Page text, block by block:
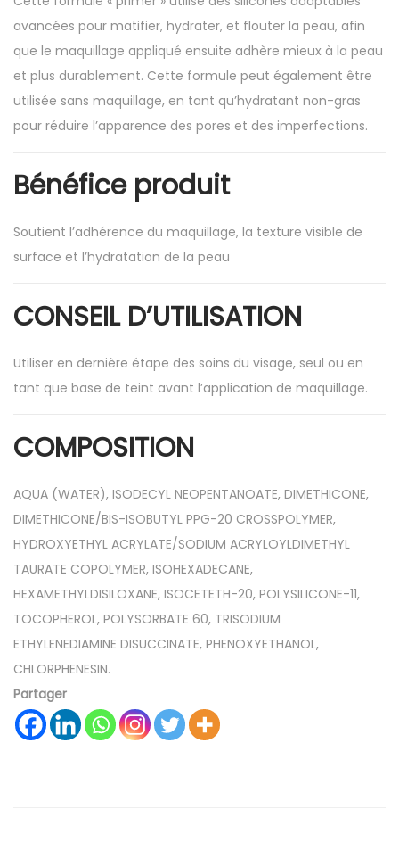
avancées pour matifier, hydrater, et flouter la peau, afin
que le maquillage appliqué ensuite adhère mieux à la peau
et plus durablement. Cette formule peut également être
utilisée sans maquillage, en tant qu’hydratant non-gras
pour réduire l’apparence des pores et des imperfections.
Bénéfice produit
Soutient l’adhérence du maquillage, la texture visible de
surface et l’hydratation de la peau
CONSEIL D’UTILISATION
Utiliser en dernière étape des soins du visage, seul ou en
tant que base de teint avant l’application de maquillage.
COMPOSITION
AQUA (WATER), ISODECYL NEOPENTANOATE, DIMETHICONE,
DIMETHICONE/BIS-ISOBUTYL PPG-20 CROSSPOLYMER,
HYDROXYETHYL ACRYLATE/SODIUM ACRYLOYLDIMETHYL
TAURATE COPOLYMER, ISOHEXADECANE,
HEXAMETHYLDISILOXANE, ISOCETETH-20, POLYSILICONE-11,
TOCOPHEROL, POLYSORBATE 60, TRISODIUM
ETHYLENEDIAMINE DISUCCINATE, PHENOXYETHANOL,
CHLORPHENESIN.
Partager